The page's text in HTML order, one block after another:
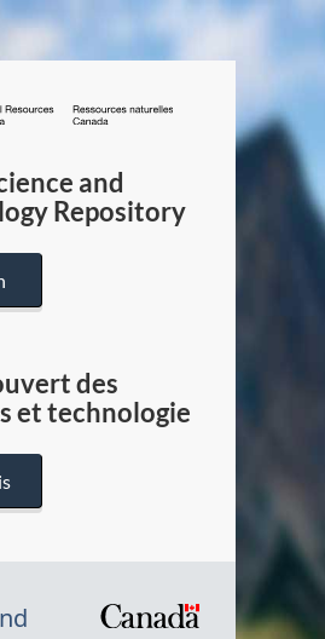
/
Canada
and
Repository
des
et technologie